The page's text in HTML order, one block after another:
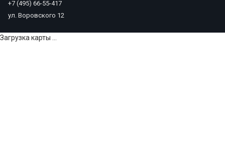
+7 (495) 66-55-417
ул. Воровского 12
Загрузка карты ...